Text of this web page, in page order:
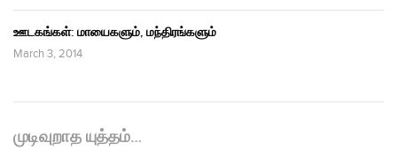
ஊடகங்கள்: மாயைகளும், மந்திரங்களும்
March 3, 2014
முடிவுறாத யுத்தம்…